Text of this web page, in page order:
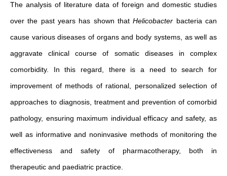
The analysis of literature data of foreign and domestic studies
over the past years has shown thatHelicobacter bacteria can
cause various diseases of organs and body systems, as well as
aggravate clinical course of somatic diseases in complex
comorbidity. In this regard, there is a need to search for
improvement of methods of rational, personalized selection of
approaches to diagnosis, treatment and prevention of comorbid
pathology, ensuring maximum individual efficacy and safety, as
well as informative and noninvasive methods of monitoring the
effectiveness and safety of pharmacotherapy, both in
therapeutic and paediatric practice.